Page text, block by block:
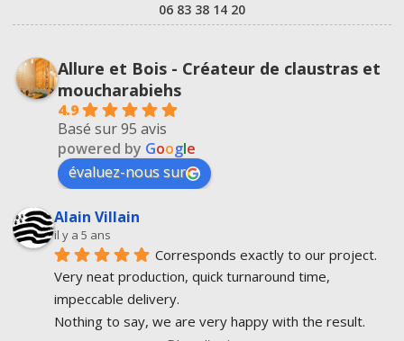
06 83 38 14 20
Allure et Bois - Créateur de claustras et
moucharabiehs
4.9
Basé sur 95 avis
powered by Google
évaluez-nous sur
Alain Villain
il y a 5 ans
Corresponds exactly to our project.
Very neat production, quick turnaround time,
impeccable delivery.
Nothing to say, we are very happy with the result.